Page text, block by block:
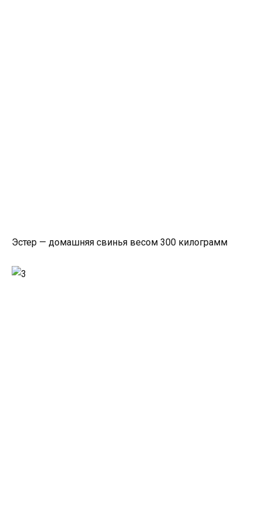
Эстер — домашняя свинья весом 300 килограмм